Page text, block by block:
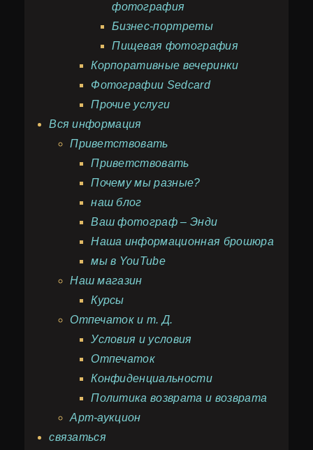
фотография
Бизнес-портреты
Пищевая фотография
Корпоративные вечеринки
Фотографии Sedcard
Прочие услуги
Вся информация
Приветствовать
Приветствовать
Почему мы разные?
наш блог
Ваш фотограф – Энди
Наша информационная брошюра
мы в YouTube
Наш магазин
Курсы
Отпечаток и т. Д.
Условия и условия
Отпечаток
Конфиденциальности
Политика возврата и возврата
Арт-аукцион
связаться